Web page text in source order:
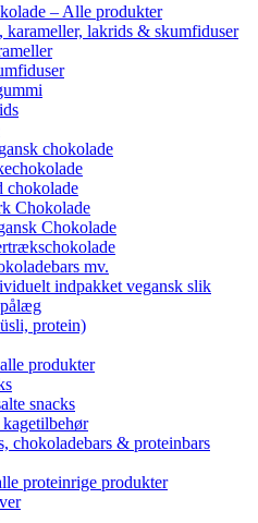
– Alle produkter
karameller, lakrids & skumfiduser
chokolade
chokolade
Chokolade
Chokolade
mv.
indpakket vegansk slik
protein)
produkter
snacks
chokoladebars & proteinbars
proteinrige produkter